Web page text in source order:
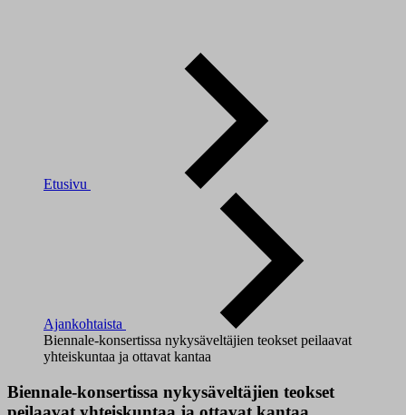
Etusivu
Ajankohtaista
Biennale-konsertissa nykysäveltäjien teokset peilaavat
yhteiskuntaa ja ottavat kantaa
Biennale-konsertissa nykysäveltäjien teokset